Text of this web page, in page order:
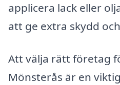
applicera lack eller
att ge extra skydd
Att välja rätt företag
Mönsterås är en